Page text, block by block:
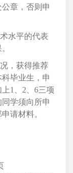
章，否则申
水平的代表
，获得推荐
毕业生，申
1、 2、 6三项
学须向所申
请材料。